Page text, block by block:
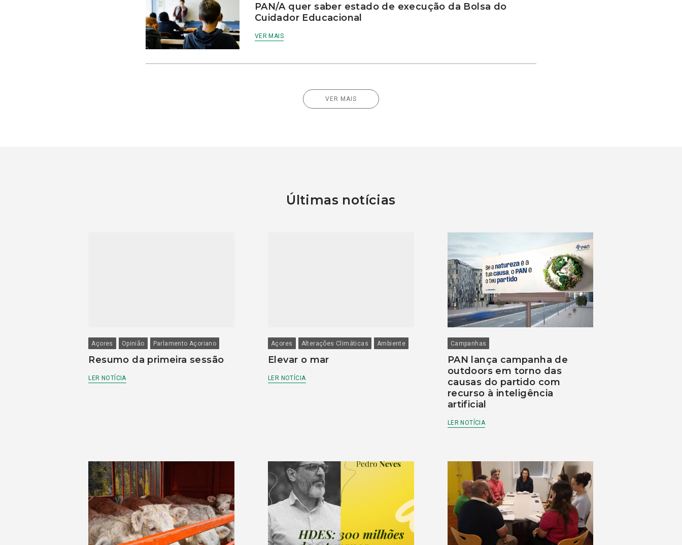
PAN/A quer saber estado de execução da Bolsa do
Cuidador Educacional
VER MAIS
VER MAIS
Últimas notícias
Açores Opinião Parlamento Açoriano
Resumo da primeira sessão
LER NOTÍCIA
Açores Alterações Climáticas Ambiente
Elevar o mar
LER NOTÍCIA
Campanhas
PAN lança campanha de
outdoors em torno das
causas do partido com
recurso à inteligência
artificial
LER NOTÍCIA